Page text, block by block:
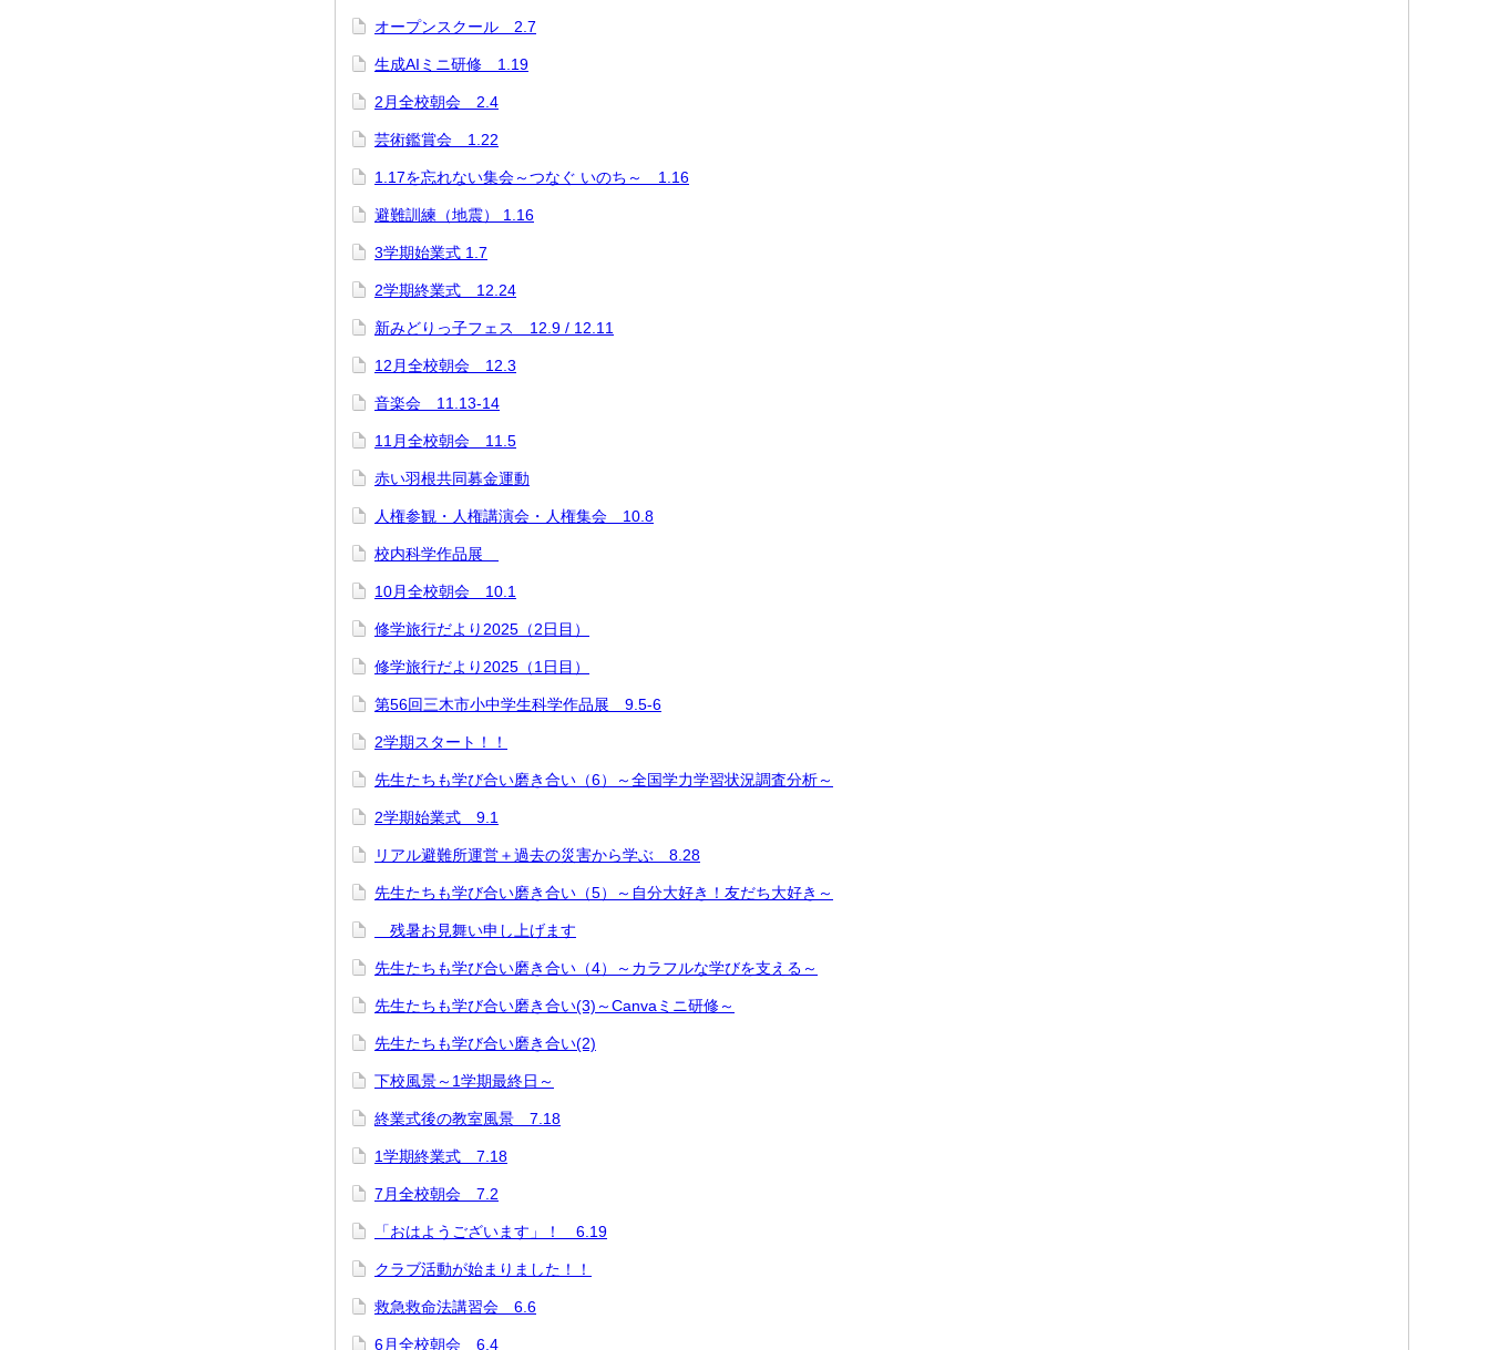
オープンスクール 2.7
生成AIミニ研修 1.19
2月全校朝会 2.4
芸術鑑賞会 1.22
1.17を忘れない集会～つなぐ いのち～ 1.16
避難訓練（地震） 1.16
3学期始業式 1.7
2学期終業式 12.24
新みどりっ子フェス 12.9 / 12.11
12月全校朝会 12.3
音楽会 11.13-14
11月全校朝会 11.5
赤い羽根共同募金運動
人権参観・人権講演会・人権集会 10.8
校内科学作品展
10月全校朝会 10.1
修学旅行だより2025（2日目）
修学旅行だより2025（1日目）
第56回三木市小中学生科学作品展 9.5-6
2学期スタート！！
先生たちも学び合い磨き合い（6）～全国学力学習状況調査分析～
2学期始業式 9.1
リアル避難所運営＋過去の災害から学ぶ 8.28
先生たちも学び合い磨き合い（5）～自分大好き！友だち大好き～
残暑お見舞い申し上げます
先生たちも学び合い磨き合い（4）～カラフルな学びを支える～
先生たちも学び合い磨き合い(3)～Canvaミニ研修～
先生たちも学び合い磨き合い(2)
下校風景～1学期最終日～
終業式後の教室風景 7.18
1学期終業式 7.18
7月全校朝会 7.2
「おはようございます」！ 6.19
クラブ活動が始まりました！！
救急救命法講習会 6.6
6月全校朝会 6.4